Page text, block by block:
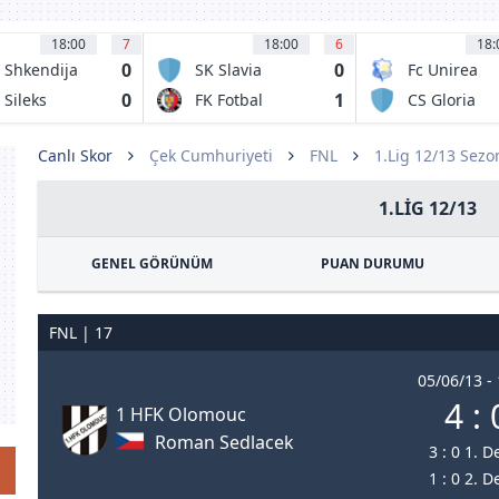
18:00 7
Shkendija
0
Sileks
0
18:00 6
SK Slavia
Prague B
0
FK Fotbal
1
Fc Unirea
2004 Slobozia
CS Gloria
Canlı Skor Çek Cumhuriyeti FNL 1.Lig 12/13
1.LIG 12/13
GENEL GÖRÜNÜM PUAN DURUMU
FNL | 17
1 HFK Olomouc
Roman Sedlacek
05/06/13 -
4 :
3 : 0 1.
1 : 0 2.